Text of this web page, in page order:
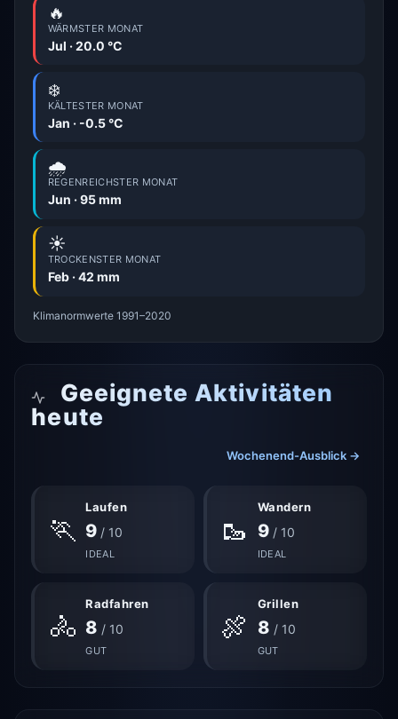
🔥
WÄRMSTER MONAT
Jul · 20.0 °C
❄️
KÄLTESTER MONAT
Jan · -0.5 °C
🌧️
REGENREICHSTER MONAT
Jun · 95 mm
☀️
TROCKENSTER MONAT
Feb · 42 mm
Klimanormwerte 1991–2020
Geeignete Aktivitäten
heute
Wochenend-Ausblick →
🏃
Laufen
9 / 10
IDEAL
🥾
Wandern
9/ 10
IDEAL
🚴
Radfahren
8 / 10
GUT
🍖
Grillen
8 / 10
GUT